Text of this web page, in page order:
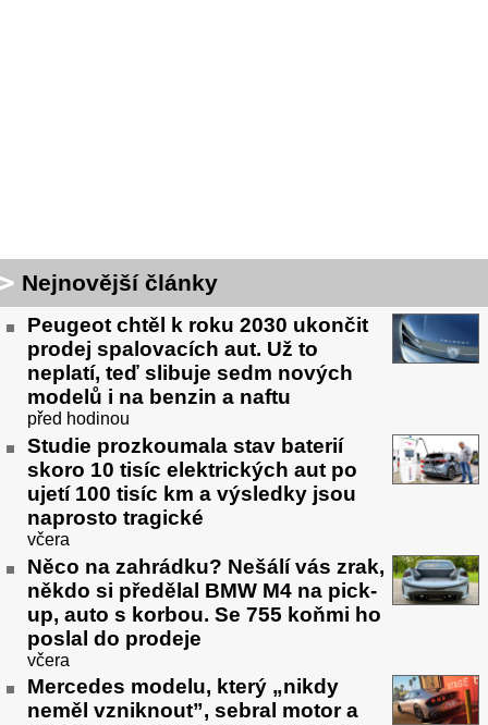
Nejnovější články
Peugeot chtěl k roku 2030 ukončit
prodej spalovacích aut. Už to
neplatí, teď slibuje sedm nových
modelů i na benzin a naftu
před hodinou
Studie prozkoumala stav baterií
skoro 10 tisíc elektrických aut po
ujetí 100 tisíc km a výsledky jsou
naprosto tragické
včera
Něco na zahrádku? Nešálí vás zrak,
někdo si předělal BMW M4 na pick-
up, auto s korbou. Se 755 koňmi ho
poslal do prodeje
včera
Mercedes modelu, který „nikdy
neměl vzniknout”, sebral motor a